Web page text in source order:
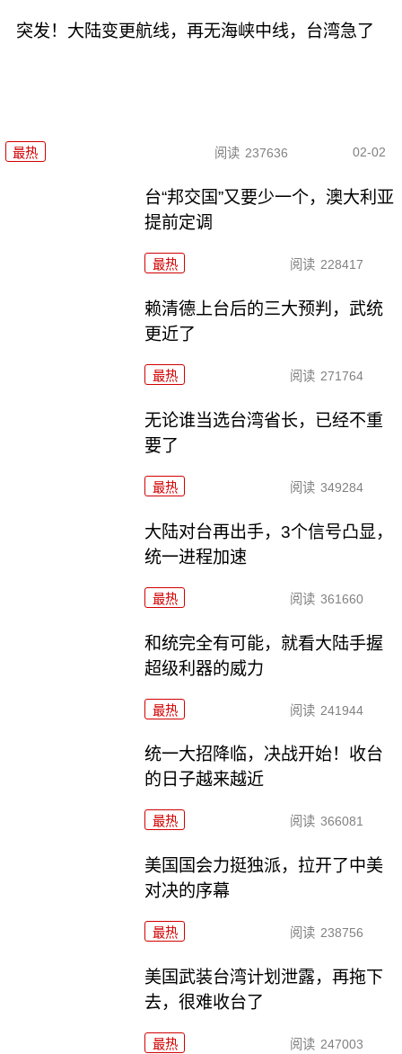
突发！大陆变更航线，再无海峡中线，台湾急了
最热 阅读 237636 02-02
台“邦交国”又要少一个，澳大利亚
提前定调
最热 阅读 228417
赖清德上台后的三大预判，武统
更近了
最热 阅读 271764
无论谁当选台湾省长，已经不重
要了
最热 阅读 349284
大陆对台再出手，3个信号凸显，
统一进程加速
最热 阅读 361660
和统完全有可能，就看大陆手握
超级利器的威力
最热 阅读 241944
统一大招降临，决战开始！收台
的日子越来越近
最热 阅读 366081
美国国会力挺独派，拉开了中美
对决的序幕
最热 阅读 238756
美国武装台湾计划泄露，再拖下
去，很难收台了
最热 阅读 247003